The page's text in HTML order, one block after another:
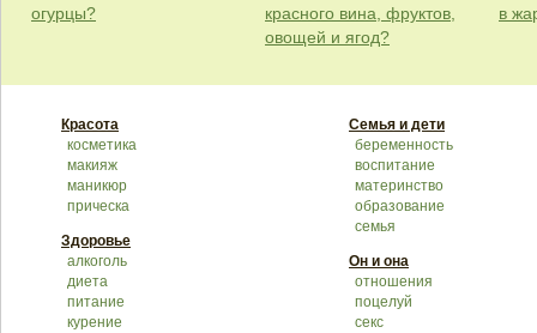
огурцы?
красного вина, фруктов,
овощей и ягод?
в
Красота
косметика
макияж
маникюр
прическа
Здоровье
алкоголь
диета
питание
курение
Семья и дети
беременность
воспитание
материнство
образование
семья
Он и она
отношения
поцелуй
секс